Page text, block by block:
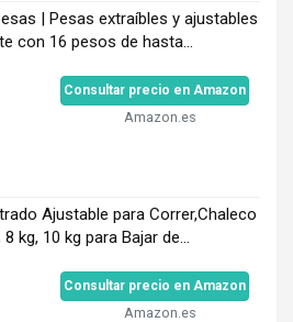
| Pesas extraíbles y ajustables
con 16 pesos de hasta...
Consultar precio en Amazon
Amazon.es
Ajustable para Correr,Chaleco
kg, 10 kg para Bajar de...
Consultar precio en Amazon
Amazon.es